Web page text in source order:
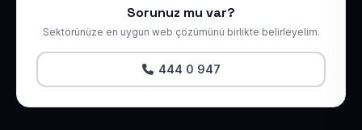
Sorunuz mu var?
Sektörünüze en uygun web çözümünü birlikte belirleyelim.
444 0 947